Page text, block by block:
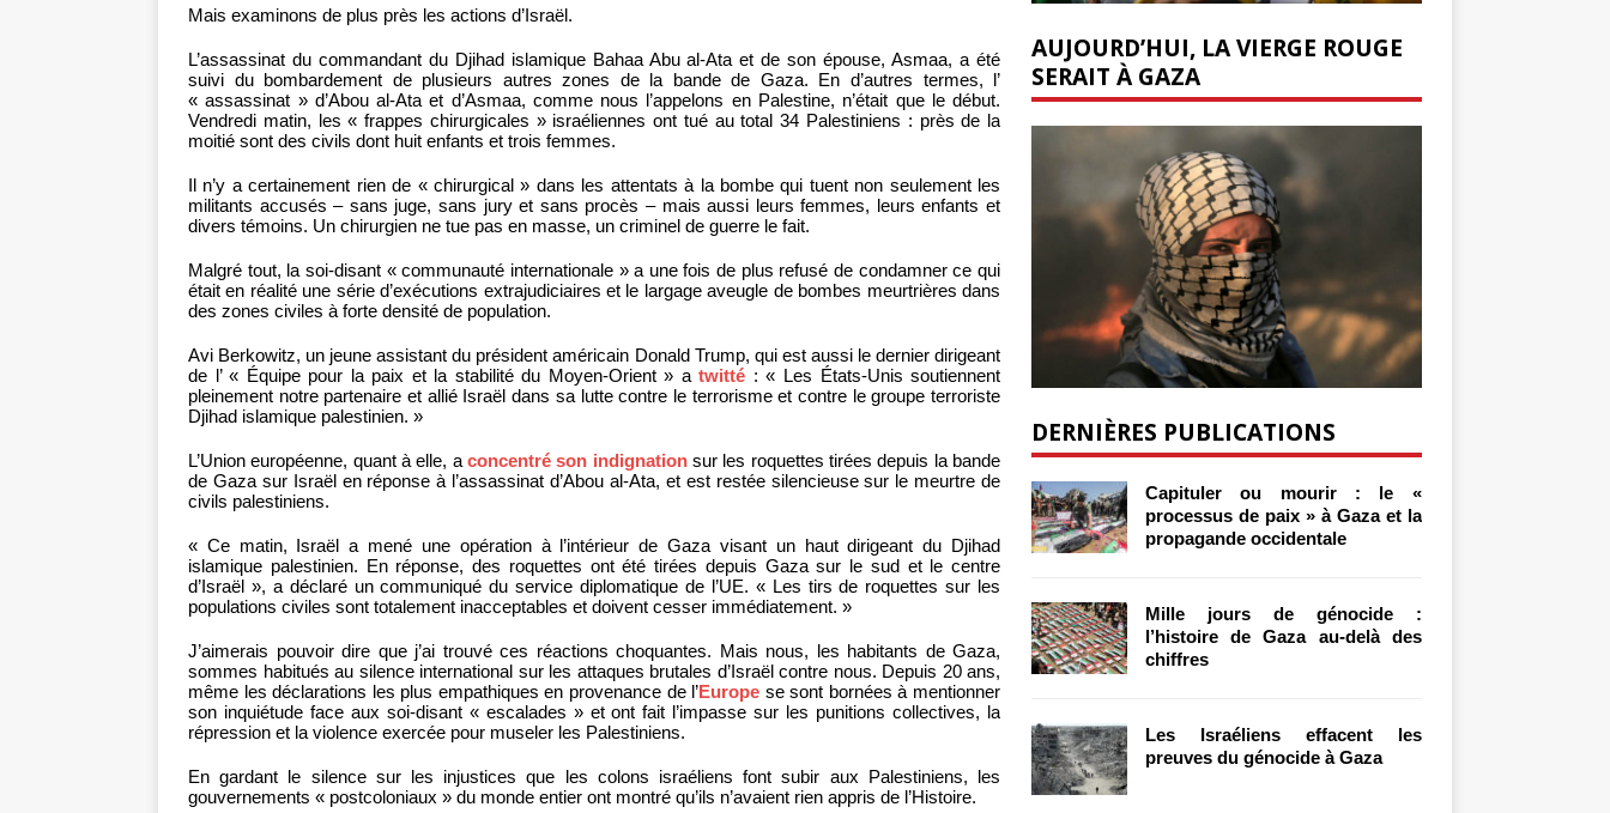
Mais examinons de plus près les actions d’Israël.
L’assassinat du commandant du Djihad islamique Bahaa Abu al-Ata et de son épouse, Asmaa, a été
suivi du bombardement de plusieurs autres zones de la bande de Gaza. En d’autres termes, l’
« assassinat » d’Abou al-Ata et d’Asmaa, comme nous l’appelons en Palestine, n’était que le début.
Vendredi matin, les « frappes chirurgicales » israéliennes ont tué au total 34 Palestiniens : près de la
moitié sont des civils dont huit enfants et trois femmes.
Il n’y a certainement rien de « chirurgical » dans les attentats à la bombe qui tuent non seulement les
militants accusés – sans juge, sans jury et sans procès – mais aussi leurs femmes, leurs enfants et
divers témoins. Un chirurgien ne tue pas en masse, un criminel de guerre le fait.
Malgré tout, la soi-disant « communauté internationale » a une fois de plus refusé de condamner ce qui
était en réalité une série d’exécutions extrajudiciaires et le largage aveugle de bombes meurtrières dans
des zones civiles à forte densité de population.
Avi Berkowitz, un jeune assistant du président américain Donald Trump, qui est aussi le dernier dirigeant
de l’ « Équipe pour la paix et la stabilité du Moyen-Orient » atwitté : « Les États-Unis soutiennent
pleinement notre partenaire et allié Israël dans sa lutte contre le terrorisme et contre le groupe terroriste
Djihad islamique palestinien. »
L’Union européenne, quant à elle, aconcentré son indignationsur les roquettes tirées depuis la bande
de Gaza sur Israël en réponse à l’assassinat d’Abou al-Ata, et est restée silencieuse sur le meurtre de
civils palestiniens.
« Ce matin, Israël a mené une opération à l’intérieur de Gaza visant un haut dirigeant du Djihad
islamique palestinien. En réponse, des roquettes ont été tirées depuis Gaza sur le sud et le centre
d’Israël », a déclaré un communiqué du service diplomatique de l’UE. « Les tirs de roquettes sur les
populations civiles sont totalement inacceptables et doivent cesser immédiatement. »
J’aimerais pouvoir dire que j’ai trouvé ces réactions choquantes. Mais nous, les habitants de Gaza,
sommes habitués au silence international sur les attaques brutales d’Israël contre nous. Depuis 20 ans,
même les déclarations les plus empathiques en provenance de l’Europe se sont bornées à mentionner
son inquiétude face aux soi-disant « escalades » et ont fait l’impasse sur les punitions collectives, la
répression et la violence exercée pour museler les Palestiniens.
En gardant le silence sur les injustices que les colons israéliens font subir aux Palestiniens, les
gouvernements « postcoloniaux » du monde entier ont montré qu’ils n’avaient rien appris de l’Histoire.
AUJOURD’HUI, LA VIERGE ROUGE
SERAIT À GAZA
DERNIÈRES PUBLICATIONS
Capituler ou mourir : le «
processus de paix » à Gaza et la
propagande occidentale
Mille jours de génocide :
l’histoire de Gaza au-delà des
chiffres
Les Israéliens effacent les
preuves du génocide à Gaza